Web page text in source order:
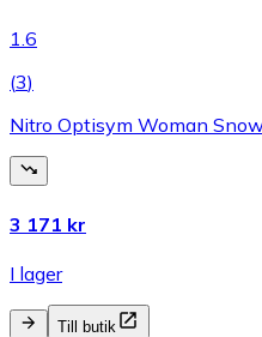
1.6
(3)
Nitro Optisym Woman
3 171 kr
I lager
Till butik